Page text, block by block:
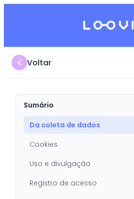
Voltar
Sumário
Da coleta de dados
Cookies
Uso e divulgação
Registro de acesso